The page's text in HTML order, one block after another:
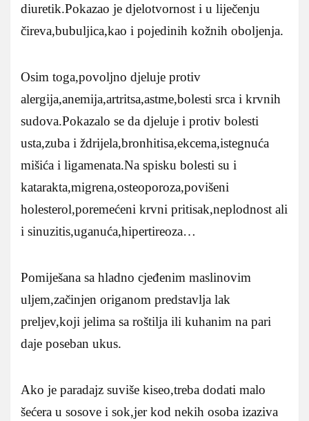
diuretik.Pokazao je djelotvornost i u liječenju
čireva,bubuljica,kao i pojedinih kožnih oboljenja.
Osim toga,povoljno djeluje protiv
alergija,anemija,artritsa,astme,bolesti srca i krvnih
sudova.Pokazalo se da djeluje i protiv bolesti
usta,zuba i ždrijela,bronhitisa,ekcema,istegnuća
mišića i ligamenata.Na spisku bolesti su i
katarakta,migrena,osteoporoza,povišeni
holesterol,poremećeni krvni pritisak,neplodnost ali
i sinuzitis,uganuća,hipertireoza…
Pomiješana sa hladno cjeđenim maslinovim
uljem,začinjen origanom predstavlja lak
preljev,koji jelima sa roštilja ili kuhanim na pari
daje poseban ukus.
Ako je paradajz suviše kiseo,treba dodati malo
šećera u sosove i sok,jer kod nekih osoba izaziva